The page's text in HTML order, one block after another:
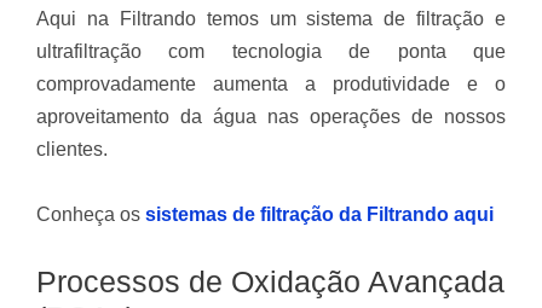
Aqui na Filtrando temos um sistema de filtração e
ultrafiltração com tecnologia de ponta que
comprovadamente aumenta a produtividade e o
aproveitamento da água nas operações de nossos
clientes.
Conheça os sistemas de filtração da Filtrando aqui
Processos de Oxidação Avançada